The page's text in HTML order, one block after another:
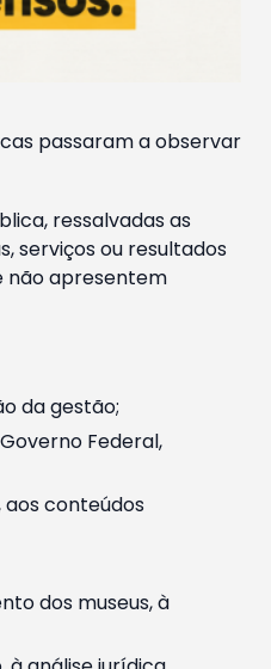
passaram a observar
ressalvadas as
serviços ou resultados
não apresentem
da gestão;
Federal,
aos conteúdos
dos museus, à